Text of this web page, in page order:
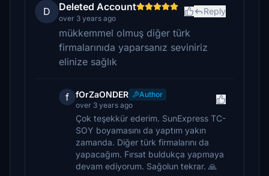
D Deleted Account
over 3 years ago
Reply
mükkemmel olmuş diğer türk
firmalarınıda yaparsanız seviniriz
elinize sağlık
f fOrZaONDER
Author
over 3 years ago
Çok teşekkür ederim. SunExpress TC-
SOY boyamasını da yaptım yakın
zamanda. Diğer türk firmalarını da
yapacağım. Fırsat buldukça yapmaya
devam ediyorum. Sağolun tekrar. 🙏